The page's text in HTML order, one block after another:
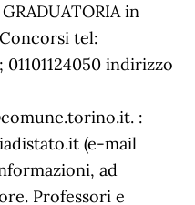
in
tel:
01101124050 indirizzo
:
(e-mail
ad
Professori e